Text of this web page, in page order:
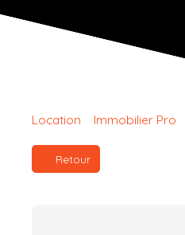
Location Immobilier Pro
Retour